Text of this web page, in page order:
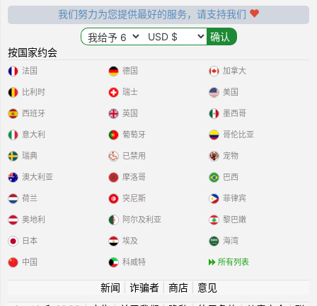
我们努力为您提供最好的服务，请支持我们
按国家约会
法国
比利时
西班牙
意大利
瑞典
德国
瑞士
英国
葡萄牙
已禁用
加拿大
美国
墨西哥
哥伦比亚
宠物
澳大利亚
荷兰
奥地利
日本
中国
摩洛哥
突尼斯
阿尔及利亚
埃及
科威特
巴西
菲律宾
黎巴嫩
海湾
所有列表
新闻 诈骗者| 商店| 意见